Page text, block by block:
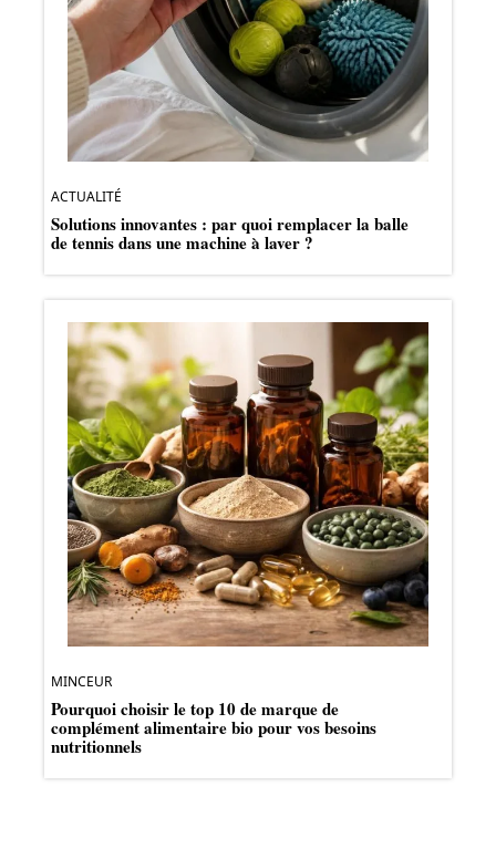
ACTUALITÉ
Solutions innovantes : par quoi remplacer la balle
de tennis dans une machine à laver ?
MINCEUR
Pourquoi choisir le top 10 de marque de
complément alimentaire bio pour vos besoins
nutritionnels